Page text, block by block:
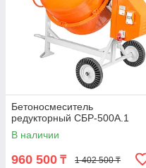
Бетоносмеситель
редукторный СБР-500А.1
В наличии
960 500 ₸ 1 402 500 ₸